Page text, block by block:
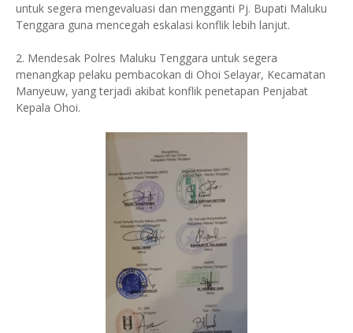
untuk segera mengevaluasi dan mengganti Pj. Bupati Maluku
Tenggara guna mencegah eskalasi konflik lebih lanjut.
2. Mendesak Polres Maluku Tenggara untuk segera
menangkap pelaku pembacokan di Ohoi Selayar, Kecamatan
Manyeuw, yang terjadi akibat konflik penetapan Penjabat
Kepala Ohoi.